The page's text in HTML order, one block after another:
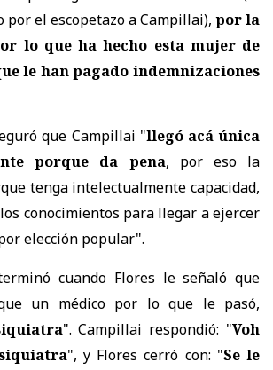
por el escopetazo a Campillai), por la
lo que ha hecho esta mujer de
le han pagado indemnizaciones
que Campillai "llegó acá única
porque da pena, por eso la
tenga intelectualmente capacidad,
conocimientos para llegar a ejercer
elección popular".
cuando Flores le señaló que
un médico por lo que le pasó,
". Campillai respondió: "Voh
", y Flores cerró con: "Se le